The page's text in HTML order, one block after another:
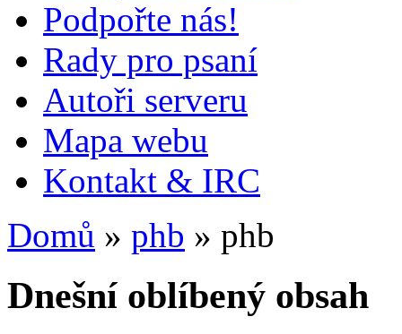
Podpořte nás!
Rady pro psaní
Autoři serveru
Mapa webu
Kontakt & IRC
Domů » phb » phb
Dnešní oblíbený obsah